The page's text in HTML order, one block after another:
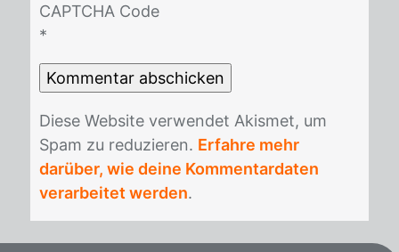
CAPTCHA Code
*
Die­se Web­site ver­wen­det Akis­met, um
Spam zu re­du­zie­ren. Erfahre mehr
darüber, wie deine Kommentardaten
verarbeitet werden.